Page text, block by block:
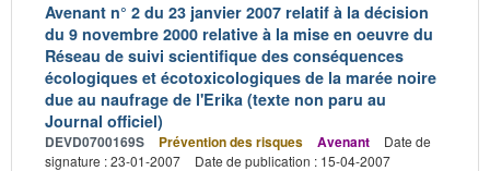
Avenant n° 2 du 23 janvier 2007 relatif à la décision
du 9 novembre 2000 relative à la mise en oeuvre du
Réseau de suivi scientifique des conséquences
écologiques et écotoxicologiques de la marée noire
due au naufrage de l'Erika (texte non paru au
Journal officiel)
DEVD0700169S Prévention des risques Avenant
Date de
signature : 23-01-2007
Date de publication : 15-04-2007